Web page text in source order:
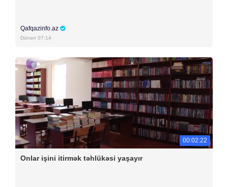
Qafqazinfo.az
Dünən 07:14
00:02:22
Onlar işini itirmək təhlükəsi yaşayır